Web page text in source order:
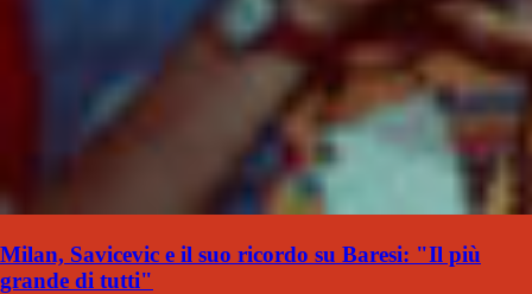
Milan, Savicevic e il suo ricordo su Baresi: "Il più
grande di tutti"